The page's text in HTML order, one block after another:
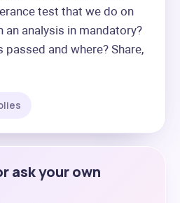
test that we do on
an analysis in mandatory?
passed and where? Share,
ask your own